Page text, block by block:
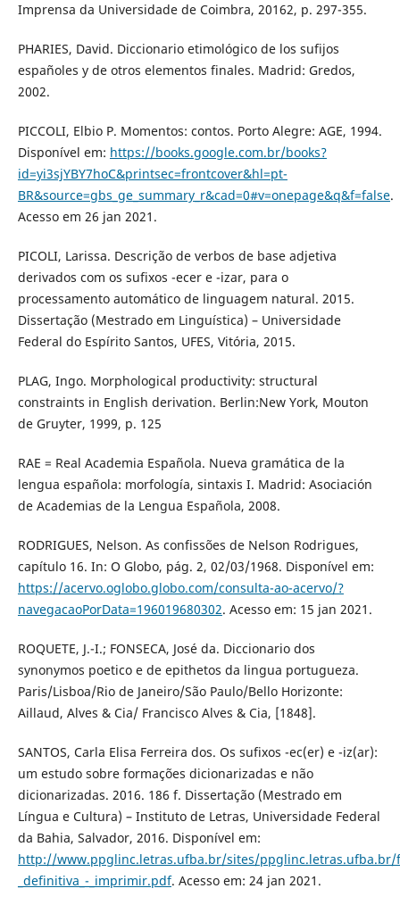
Imprensa da Universidade de Coimbra, 20162, p. 297-355.
PHARIES, David. Diccionario etimológico de los sufijos
españoles y de otros elementos finales. Madrid: Gredos,
2002.
PICCOLI, Elbio P. Momentos: contos. Porto Alegre: AGE, 1994.
Disponível em: https://books.google.com.br/books?
id=yi3sjYBY7hoC&printsec=frontcover&hl=pt-
BR&source=gbs_ge_summary_r&cad=0#v=onepage&q&f=false.
Acesso em 26 jan 2021.
PICOLI, Larissa. Descrição de verbos de base adjetiva
derivados com os sufixos -ecer e -izar, para o
processamento automático de linguagem natural. 2015.
Dissertação (Mestrado em Linguística) – Universidade
Federal do Espírito Santos, UFES, Vitória, 2015.
PLAG, Ingo. Morphological productivity: structural
constraints in English derivation. Berlin:New York, Mouton
de Gruyter, 1999, p. 125
RAE = Real Academia Española. Nueva gramática de la
lengua española: morfología, sintaxis I. Madrid: Asociación
de Academias de la Lengua Española, 2008.
RODRIGUES, Nelson. As confissões de Nelson Rodrigues,
capítulo 16. In: O Globo, pág. 2, 02/03/1968. Disponível em:
https://acervo.oglobo.globo.com/consulta-ao-acervo/?
navegacaoPorData=196019680302. Acesso em: 15 jan 2021.
ROQUETE, J.-I.; FONSECA, José da. Diccionario dos
synonymos poetico e de epithetos da lingua portugueza.
Paris/Lisboa/Rio de Janeiro/São Paulo/Bello Horizonte:
Aillaud, Alves & Cia/ Francisco Alves & Cia, [1848].
SANTOS, Carla Elisa Ferreira dos. Os sufixos -ec(er) e -iz(ar):
um estudo sobre formações dicionarizadas e não
dicionarizadas. 2016. 186 f. Dissertação (Mestrado em
Língua e Cultura) – Instituto de Letras, Universidade Federal
da Bahia, Salvador, 2016. Disponível em:
http://www.ppglinc.letras.ufba.br/sites/ppglinc.letras.ufba.br/
_definitiva_-_imprimir.pdf. Acesso em: 24 jan 2021.